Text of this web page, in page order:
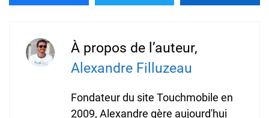
À propos de l’auteur,
Alexandre Filluzeau
Fondateur du site Touchmobile en
2009, Alexandre gère aujourd'hui